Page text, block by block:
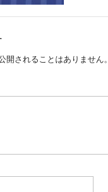
開されることはありません。